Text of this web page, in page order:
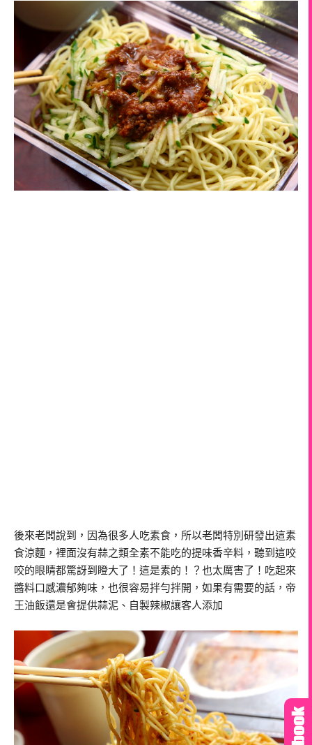
後來老闆說到，因為很多人吃素食，所以老闆特別研發出這素
食涼麵，裡面沒有蒜之類全素不能吃的提味香辛料，聽到這咬
咬的眼睛都驚訝到瞪大了！這是素的！？也太厲害了！吃起來
醬料口感濃郁夠味，也很容易拌勻拌開，如果有需要的話，帝
王油飯還是會提供蒜泥、自製辣椒讓客人添加